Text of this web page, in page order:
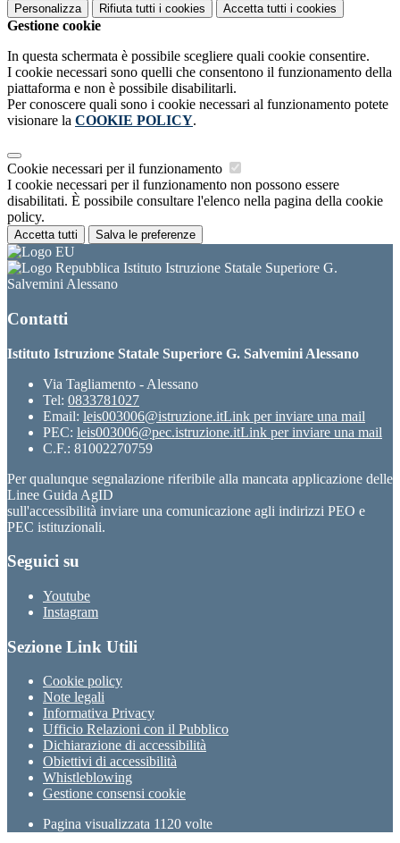
Personalizza Rifiuta tutti i cookies Accetta tutti i cookies
Gestione cookie
In questa schermata è possibile scegliere quali cookie consentire.
I cookie necessari sono quelli che consentono il funzionamento della
piattaforma e non è possibile disabilitarli.
Per conoscere quali sono i cookie necessari al funzionamento potete
visionare la COOKIE POLICY.
Cookie necessari per il funzionamento
I cookie necessari per il funzionamento non possono essere
disabilitati. È possibile consultare l'elenco nella pagina della cookie
policy.
Accetta tutti Salva le preferenze
Istituto Istruzione Statale Superiore G.
Salvemini Alessano
Contatti
Istituto Istruzione Statale Superiore G. Salvemini Alessano
Via Tagliamento - Alessano
Tel: 0833781027
Email: leis003006@istruzione.itLink per inviare una mail
PEC: leis003006@pec.istruzione.itLink per inviare una mail
C.F.: 81002270759
Per qualunque segnalazione riferibile alla mancata applicazione delle
Linee Guida AgID
sull'accessibilità inviare una comunicazione agli indirizzi PEO e
PEC istituzionali.
Seguici su
Youtube
Instagram
Sezione Link Utili
Cookie policy
Note legali
Informativa Privacy
Ufficio Relazioni con il Pubblico
Dichiarazione di accessibilità
Obiettivi di accessibilità
Whistleblowing
Gestione consensi cookie
Pagina visualizzata 1120 volte